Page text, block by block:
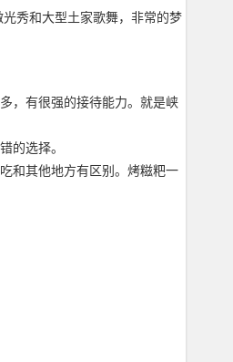
秀和大型土家歌舞，非常的梦
，有很强的接待能力。就是峡
的选择。
和其他地方有区别。烤糍粑一